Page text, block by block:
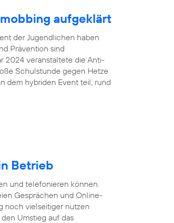
aufgeklärt
der Jugendlichen haben
Prävention sind
2024 veranstaltete die Anti-
Schulstunde gegen Hetze
dem hybriden Event teil; rund
Betrieb
und telefonieren können.
Gesprächen und Online-
noch vielseitiger nutzen
Umstieg auf das